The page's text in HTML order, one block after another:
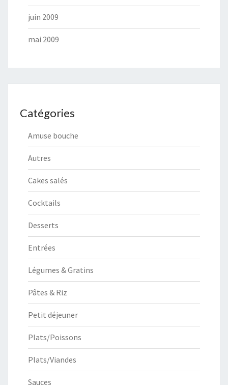
juin 2009
mai 2009
Catégories
Amuse bouche
Autres
Cakes salés
Cocktails
Desserts
Entrées
Légumes & Gratins
Pâtes & Riz
Petit déjeuner
Plats/Poissons
Plats/Viandes
Sauces